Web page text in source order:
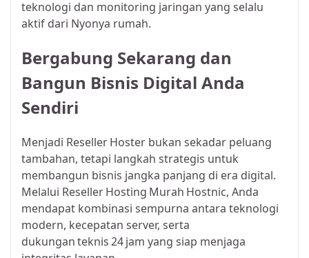
teknologi dan monitoring jaringan yang selalu
aktif dari Nyonya rumah.
Bergabung Sekarang dan
Bangun Bisnis Digital Anda
Sendiri
Menjadi Reseller Hoster bukan sekadar peluang
tambahan, tetapi langkah strategis untuk
membangun bisnis jangka panjang di era digital.
Melalui Reseller Hosting Murah Hostnic, Anda
mendapat kombinasi sempurna antara teknologi
modern, kecepatan server, serta
dukungan teknis 24 jam yang siap menjaga